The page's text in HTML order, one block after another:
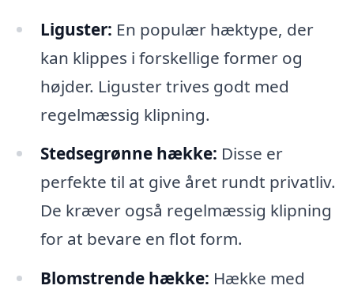
Liguster: En populær hæktype, der
kan klippes i forskellige former og
højder. Liguster trives godt med
regelmæssig klipning.
Stedsegrønne hække: Disse er
perfekte til at give året rundt privatliv.
De kræver også regelmæssig klipning
for at bevare en flot form.
Blomstrende hække: Hække med